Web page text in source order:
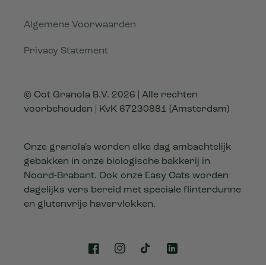
Algemene Voorwaarden
Privacy Statement
© Oot Granola B.V. 2026 | Alle rechten
voorbehouden | KvK 67230881 (Amsterdam)
Onze granola's worden elke dag ambachtelijk
gebakken in onze biologische bakkerij in
Noord-Brabant. Ook onze Easy Oats worden
dagelijks vers bereid met speciale flinterdunne
en glutenvrije havervlokken.